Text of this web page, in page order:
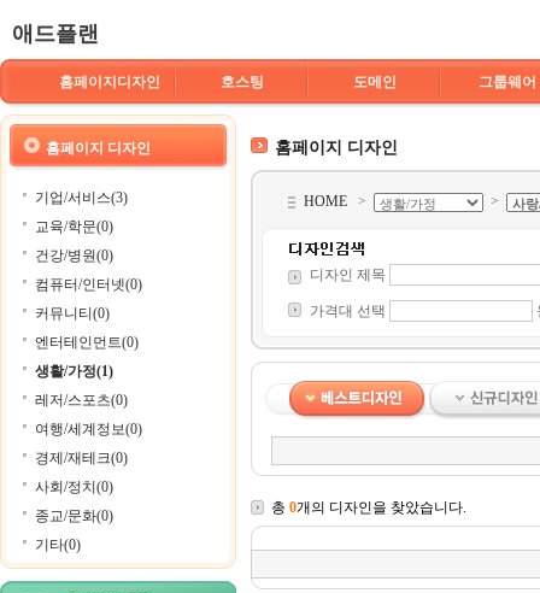
애드플랜
홈페이지디자인 호스팅 도메인 그룹웨어
홈페이지 디자인
기업/서비스(3)
교육/학문(0)
건강/병원(0)
컴퓨터/인터넷(0)
커뮤니티(0)
엔터테인먼트(0)
생활/가정(1)
레저/스포츠(0)
여행/세계정보(0)
경제/재테크(0)
사회/정치(0)
종교/문화(0)
기타(0)
홈페이지 디자인
HOME > >
디자인 제목
가격대 선택
총 0개의 디자인을 찾았습니다.